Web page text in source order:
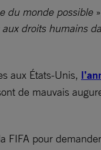
du monde possible
droits humains
aux États-Unis,
de mauvais
FIFA pour